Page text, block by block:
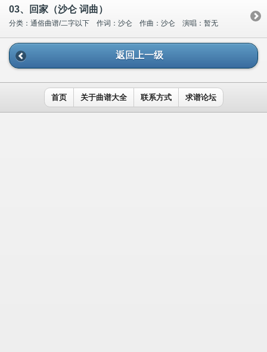
03、回家（沙仑 词曲）
分类：通俗曲谱/二字以下 作词：沙仑 作曲：沙仑 演唱：暂无
返回上一级
首页 关于曲谱大全 联系方式 求谱论坛